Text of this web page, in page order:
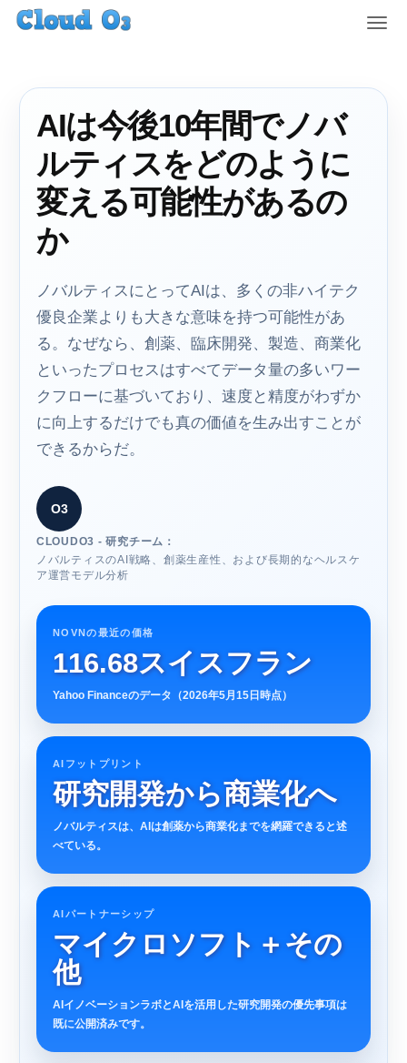
T
AIは今後10年間でノバ
ルティスをどのように
変える可能性があるの
か
ノバルティスにとってAIは、多くの非ハイテク
優良企業よりも大きな意味を持つ可能性があ
る。なぜなら、創薬、臨床開発、製造、商業化
といったプロセスはすべてデータ量の多いワー
クフローに基づいており、速度と精度がわずか
に向上するだけでも真の価値を生み出すことが
できるからだ。
O3
CLOUDO3 - 研究チーム：
ノバルティスのAI戦略、創薬生産性、および長期的なヘルスケ
ア運営モデル分析
NOVNの最近の価格
116.68スイスフラン
Yahoo Financeのデータ（2026年5月15日時点）
AIフットプリント
研究開発から商業化へ
ノバルティスは、AIは創薬から商業化までを網羅できると述
べている。
AIパートナーシップ
マイクロソフト＋その
他
AIイノベーションラボとAIを活用した研究開発の優先事項は
既に公開済みです。